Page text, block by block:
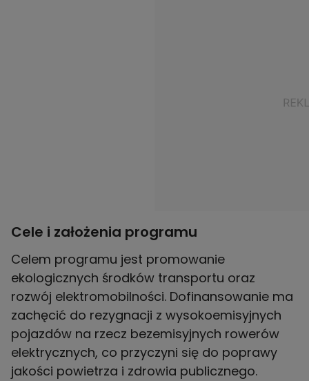
Cele i założenia programu
Celem programu jest promowanie
ekologicznych środków transportu oraz
rozwój elektromobilności. Dofinansowanie ma
zachęcić do rezygnacji z wysokoemisyjnych
pojazdów na rzecz bezemisyjnych rowerów
elektrycznych, co przyczyni się do poprawy
jakości powietrza i zdrowia publicznego.